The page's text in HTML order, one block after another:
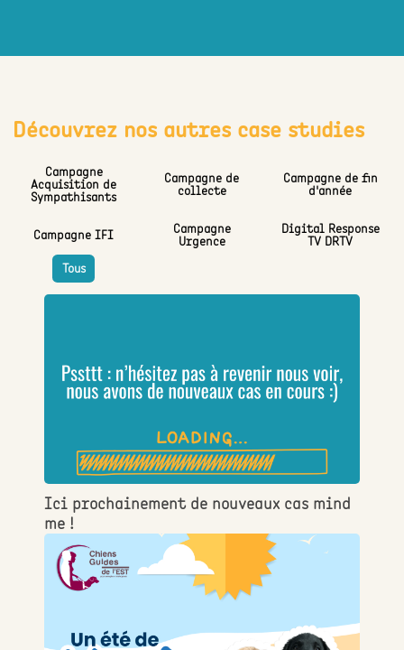
Découvrez nos autres case studies
Campagne
Acquisition de
Sympathisants
Campagne de
collecte
Campagne de fin
d'année
Campagne IFI
Campagne
Urgence
Digital Response
TV DRTV
Tous
Ici prochainement de nouveaux cas mind
me !